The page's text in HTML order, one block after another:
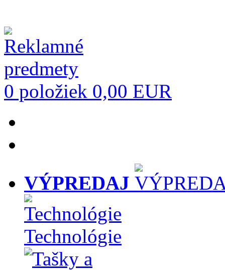
0 položiek 0,00 EUR
VÝPREDAJ
Technológie